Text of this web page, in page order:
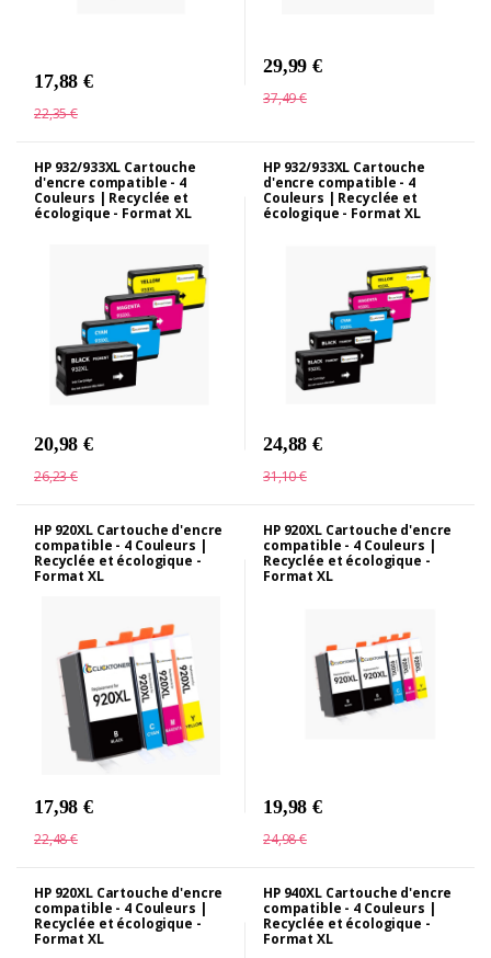
17,88 €
22,35 €
29,99 €
37,49 €
HP 932/933XL Cartouche
d'encre compatible - 4
Couleurs | Recyclée et
écologique - Format XL
20,98 €
26,23 €
HP 932/933XL Cartouche
d'encre compatible - 4
Couleurs | Recyclée et
écologique - Format XL
24,88 €
31,10 €
HP 920XL Cartouche d'encre
compatible - 4 Couleurs |
Recyclée et écologique -
Format XL
17,98 €
22,48 €
HP 920XL Cartouche d'encre
compatible - 4 Couleurs |
Recyclée et écologique -
Format XL
19,98 €
24,98 €
HP 920XL Cartouche d'encre
compatible - 4 Couleurs |
Recyclée et écologique -
Format XL
HP 940XL Cartouche d'encre
compatible - 4 Couleurs |
Recyclée et écologique -
Format XL